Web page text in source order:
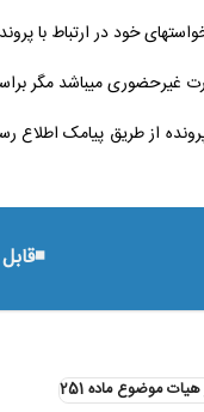
خود در ارتباط با
غیرحضوری میباشد مگر
پرونده از طریق پیامک
موضوع ماده 251